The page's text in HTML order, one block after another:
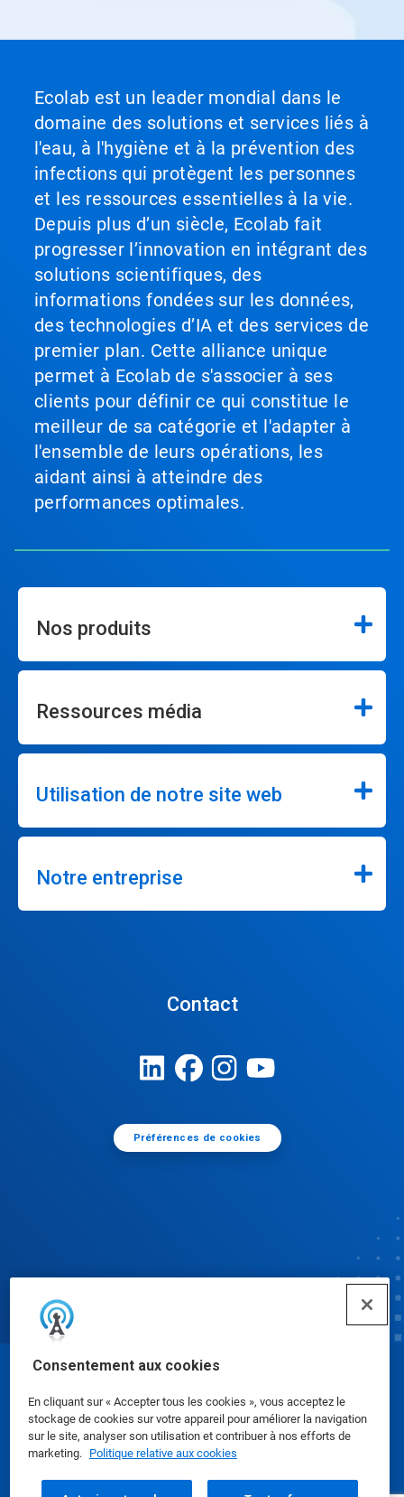
Consentement aux cookies
En cliquant sur « Accepter tous les cookies », vous acceptez le
stockage de cookies sur votre appareil pour améliorer la navigation
sur le site, analyser son utilisation et contribuer à nos efforts de
marketing. Politique relative aux cookies
Ecolab est un leader mondial dans le
domaine des solutions et services liés à
l'eau, à l'hygiène et à la prévention des
infections qui protègent les personnes
et les ressources essentielles à la vie.
Depuis plus d’un siècle, Ecolab fait
progresser l’innovation en intégrant des
solutions scientifiques, des
informations fondées sur les données,
des technologies d’IA et des services de
premier plan. Cette alliance unique
permet à Ecolab de s'associer à ses
clients pour définir ce qui constitue le
meilleur de sa catégorie et l'adapter à
l'ensemble de leurs opérations, les
aidant ainsi à atteindre des
performances optimales.
Nos produits
Ressources média
Utilisation de notre site web
Notre entreprise
Contact
Préférences de cookies
Fiches de données de sécurité|Confidentialité
Conditions d'utilisation